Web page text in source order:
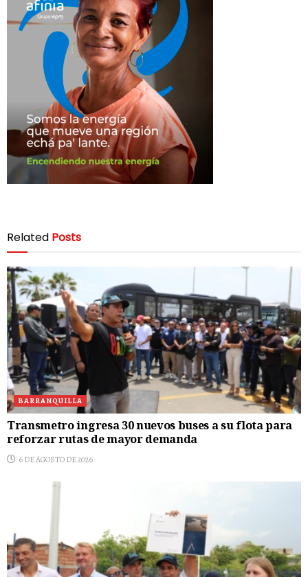
Related Posts
BARRANQUILLA
Transmetro ingresa 30 nuevos buses a su flota para
reforzar rutas de mayor demanda
6 DE AGOSTO DE 2026